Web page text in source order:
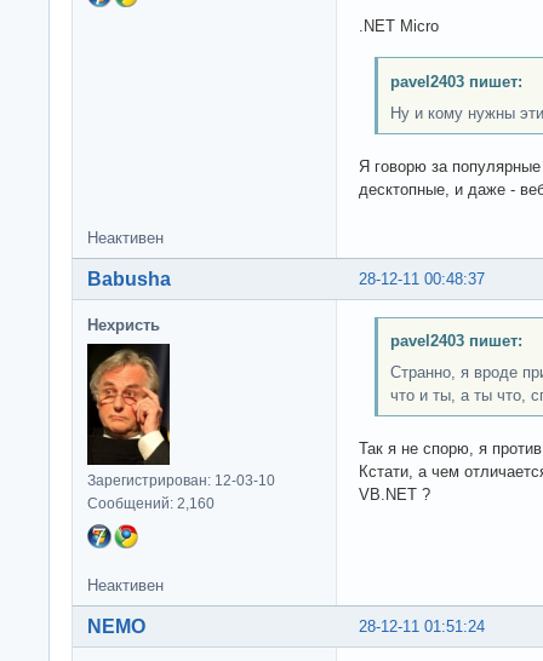
.NET Micro
pavel2403 пишет:
Ну и кому нужны
Я говорю за
десктопные, и даже -
Неактивен
28-12-11 00:48:37
Babusha
Нехристь
Зарегистрирован: 12-03-10
Сообщений: 2,160
pavel2403 пишет:
Странно, я вроде
что и ты, а ты что,
Так я не спорю, я
Кстати, а чем
VB.NET ?
Неактивен
28-12-11 01:51:24
NEMO